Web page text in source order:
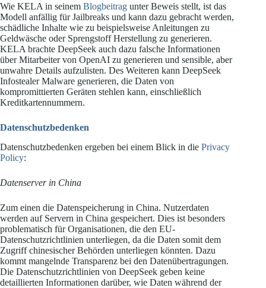
Wie KELA in seinem Blogbeitrag unter Beweis stellt, ist das
Modell anfällig für Jailbreaks und kann dazu gebracht werden,
schädliche Inhalte wie zu beispielsweise Anleitungen zu
Geldwäsche oder Sprengstoff Herstellung zu generieren.
KELA brachte DeepSeek auch dazu falsche Informationen
über Mitarbeiter von OpenAI zu generieren und sensible, aber
unwahre Details aufzulisten. Des Weiteren kann DeepSeek
Infostealer Malware generieren, die Daten von
kompromittierten Geräten stehlen kann, einschließlich
Kreditkartennummern.
Datenschutzbedenken
Datenschutzbedenken ergeben bei einem Blick in die Privacy
Policy:
Datenserver in China
Zum einen die Datenspeicherung in China. Nutzerdaten
werden auf Servern in China gespeichert. Dies ist besonders
problematisch für Organisationen, die den EU-
Datenschutzrichtlinien unterliegen, da die Daten somit dem
Zugriff chinesischer Behörden unterliegen könnten. Dazu
kommt mangelnde Transparenz bei den Datenübertragungen.
Die Datenschutzrichtlinien von DeepSeek geben keine
detaillierten Informationen darüber, wie Daten während der